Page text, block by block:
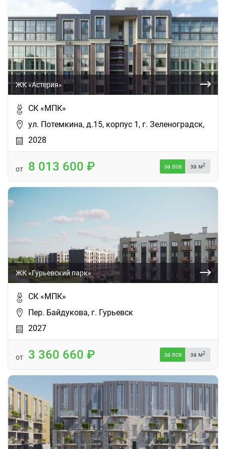
ЖК «Астерия»
СК «МПК»
ул. Потемкина, д.15, корпус 1, г. Зеленоградск,
2028
от 8 013 600 за все за м2
ЖК «Гурьевский парк»
СК «МПК»
Пер. Байдукова, г. Гурьевск
2027
от 3 360 660 за все за м2